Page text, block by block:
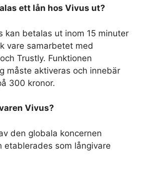
ett lån hos Vivus ut?
kan betalas ut inom 15 minuter
vare samarbetet med
Trustly. Funktionen
måste aktiveras och innebär
300 kronor.
Vivus?
den globala koncernen
etablerades som långivare